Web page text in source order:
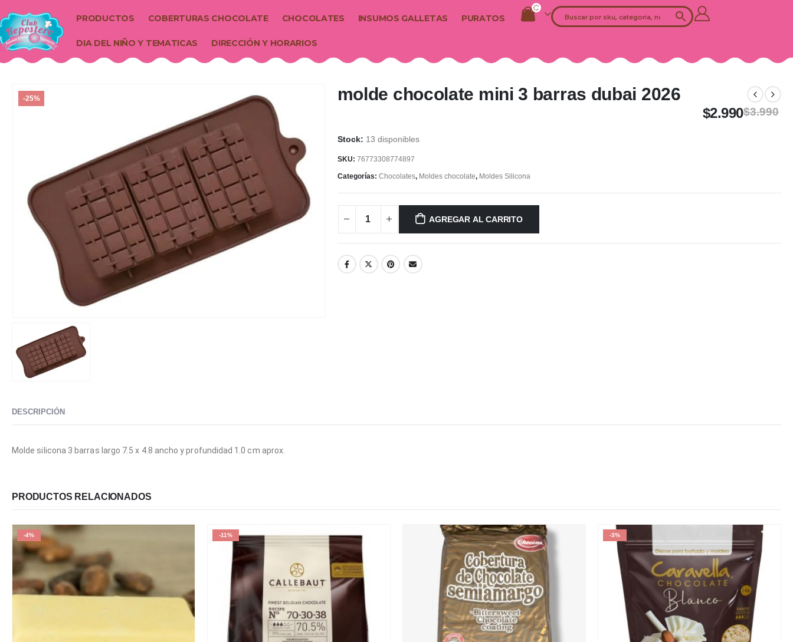
PRODUCTOS COBERTURAS CHOCOLATE CHOCOLATES INSUMOS GALLETAS PURATOS
DIA DEL NIÑO Y TEMATICAS DIRECCIÓN Y HORARIOS
-25% molde chocolate mini 3 barras dubai 2026
$3.990
$2.990
13 disponibles
SKU: 76773308774897
Categorías: Chocolates, Moldes chocolate, Moldes Silicona
AGREGAR AL CARRITO
DESCRIPCIÓN
Molde silicona 3 barras largo 7.5 x 4.8 ancho y profundidad 1.0 cm aprox.
PRODUCTOS RELACIONADOS
-4% -11% -3%